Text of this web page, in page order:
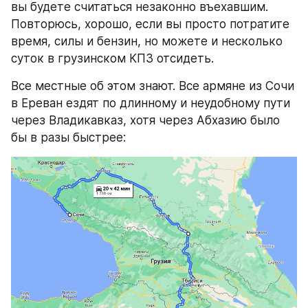
вы будете считаться незаконно въехавшим.
Повторюсь, хорошо, если вы просто потратите
время, силы и бензин, но можете и несколько
суток в грузинском КПЗ отсидеть.
Все местные об этом знают. Все армяне из Сочи
в Ереван ездят по длинному и неудобному пути
через Владикавказ, хотя через Абхазию было
бы в разы быстрее: